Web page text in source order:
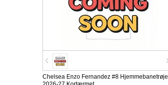
Chelsea Enzo Fernandez #8 Hjemmebanetrøje